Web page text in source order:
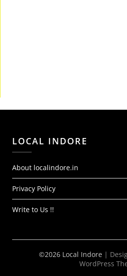
LOCAL INDORE
About localindore.in
Privacy Policy
Write to Us !!
©2026 Local Indore |
WordPress